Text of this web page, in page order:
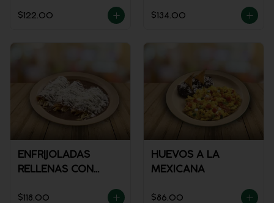
$122.00 $134.00
ENFRIJOLADAS
RELLENAS CON
$118.00
HUEVOS A LA
MEXICANA
$86.00